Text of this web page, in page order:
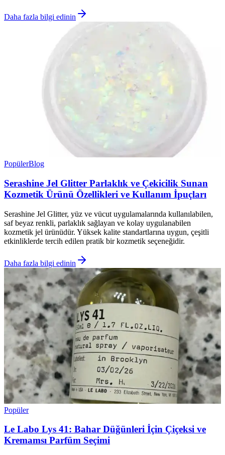
Daha fazla bilgi edinin
PopülerBlog
Serashine Jel Glitter Parlaklık ve Çekicilik Sunan
Kozmetik Ürünü Özellikleri ve Kullanım İpuçları
Serashine Jel Glitter, yüz ve vücut uygulamalarında kullanılabilen,
saf beyaz renkli, parlaklık sağlayan ve kolay uygulanabilen
kozmetik jel ürünüdür. Yüksek kalite standartlarına uygun, çeşitli
etkinliklerde tercih edilen pratik bir kozmetik seçeneğidir.
Daha fazla bilgi edinin
Popüler
Le Labo Lys 41: Bahar Düğünleri İçin Çiçeksi ve
Kremamsı Parfüm Seçimi